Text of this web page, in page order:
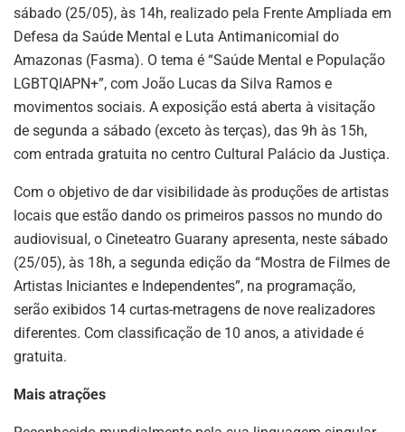
sábado (25/05), às 14h, realizado pela Frente Ampliada em
Defesa da Saúde Mental e Luta Antimanicomial do
Amazonas (Fasma). O tema é “Saúde Mental e População
LGBTQIAPN+”, com João Lucas da Silva Ramos e
movimentos sociais. A exposição está aberta à visitação
de segunda a sábado (exceto às terças), das 9h às 15h,
com entrada gratuita no centro Cultural Palácio da Justiça.
Com o objetivo de dar visibilidade às produções de artistas
locais que estão dando os primeiros passos no mundo do
audiovisual, o Cineteatro Guarany apresenta, neste sábado
(25/05), às 18h, a segunda edição da “Mostra de Filmes de
Artistas Iniciantes e Independentes”, na programação,
serão exibidos 14 curtas-metragens de nove realizadores
diferentes. Com classificação de 10 anos, a atividade é
gratuita.
Mais atrações